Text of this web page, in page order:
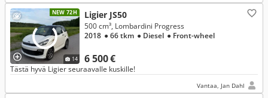
NEW 72H
14
Ligier JS50
6 500 €
500 cm³, Lombardini Progress
2018 ● 66 tkm ● Diesel ● Front-wheel
Tästä hyvä Ligier seuraavalle kuskille!
Vantaa, Jan Dahl